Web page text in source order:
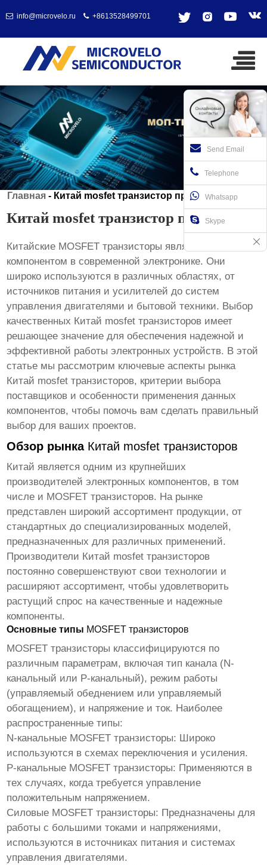
info@microvelo.ru +8613528499701
Главная - Китай mosfet транзистор продукты
Китай mosfet транзистор продукты
Китайские MOSFET транзисторы являются важным
компонентом в современной электронике. Они
широко используются в различных областях, от
источников питания и усилителей до систем
управления двигателями и бытовой техники. Выбор
качественных Китай mosfet транзисторов имеет
решающее значение для обеспечения надежной и
эффективной работы электронных устройств. В этой
статье мы рассмотрим ключевые аспекты рынка
Китай mosfet транзисторов, критерии выбора
поставщиков и особенности применения данных
компонентов, чтобы помочь вам сделать правильный
выбор для ваших проектов.
Обзор рынка Китай mosfet транзисторов
Китай является одним из крупнейших
производителей электронных компонентов, в том
числе и MOSFET транзисторов. На рынке
представлен широкий ассортимент продукции, от
стандартных до специализированных моделей,
предназначенных для различных применений.
Производители Китай mosfet транзисторов
постоянно совершенствуют свои технологии и
расширяют ассортимент, чтобы удовлетворить
растущий спрос на качественные и надежные
компоненты.
Основные типы MOSFET транзисторов
MOSFET транзисторы классифицируются по
различным параметрам, включая тип канала (N-
канальный или P-канальный), режим работы
(управляемый обеднением или управляемый
обогащением), и напряжение и ток. Наиболее
распространенные типы:
N-канальные MOSFET транзисторы: Широко
используются в схемах переключения и усиления.
P-канальные MOSFET транзисторы: Применяются в
тех случаях, когда требуется управление
положительным напряжением.
Силовые MOSFET транзисторы: Предназначены для
работы с большими токами и напряжениями,
используются в источниках питания и системах
управления двигателями.
Send Email
Telephone
Whatsapp
Skype